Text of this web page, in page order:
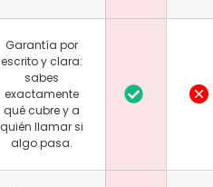
Garantía por
escrito y clara:
sabes
exactamente
qué cubre y a
quién llamar si
algo pasa.